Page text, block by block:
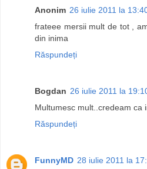
Anonim 26 iulie 2011 la
frateee mersii mult de tot ,
din inima
Răspundeți
Bogdan 26 iulie 2011 la
Multumesc mult..credeam ca
Răspundeți
FunnyMD 28 iulie 2011 la